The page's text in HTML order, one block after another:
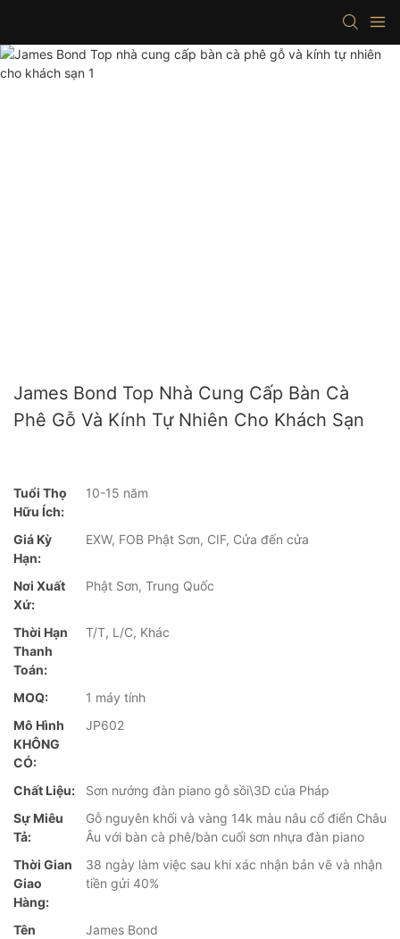
James Bond Top Nhà Cung Cấp Bàn Cà
Phê Gỗ Và Kính Tự Nhiên Cho Khách Sạn
Tuổi Thọ
Hữu Ích:
10-15 năm
Giá Kỳ
Hạn:
EXW, FOB Phật Sơn, CIF, Cửa đến cửa
Nơi Xuất
Xứ:
Phật Sơn, Trung Quốc
Thời Hạn
Thanh
Toán:
T/T, L/C, Khác
MOQ:
1 máy tính
Mô Hình
KHÔNG
CÓ:
JP602
Chất Liệu:
Sơn nướng đàn piano gỗ sồi\3D của Pháp
Sự Miêu
Tả:
Gỗ nguyên khối và vàng 14k màu nâu cổ điển Châu
Âu với bàn cà phê/bàn cuối sơn nhựa đàn piano
Thời Gian
Giao
Hàng:
38 ngày làm việc sau khi xác nhận bản vẽ và nhận
tiền gửi 40%
Tên
James Bond